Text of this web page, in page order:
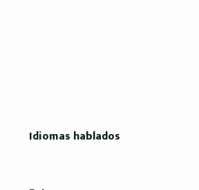
Idiomas hablados
Idiomas hablados